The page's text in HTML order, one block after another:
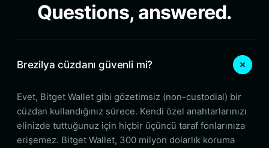
Questions, answered.
Brezilya cüzdanı güvenli mi?
Evet, Bitget Wallet gibi gözetimsiz (non-custodial) bir
cüzdan kullandığınız sürece. Kendi özel anahtarlarınızı
elinizde tuttuğunuz için hiçbir üçüncü taraf fonlarınıza
erişemez. Bitget Wallet, 300 milyon dolarlık koruma